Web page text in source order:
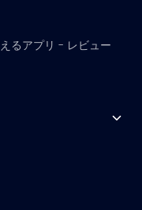
るアプリ - レビュー